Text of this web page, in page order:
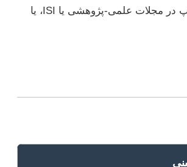
برخی از دانشجویان ممکن است به خدمات اضافی مانند نگارش پروپوزال، ویرایش تخصصی ادبی و محتوایی، استخراج مقاله از پایان نامه برای چاپ در مجلات علمی-پژوهشی یا ISI، یا